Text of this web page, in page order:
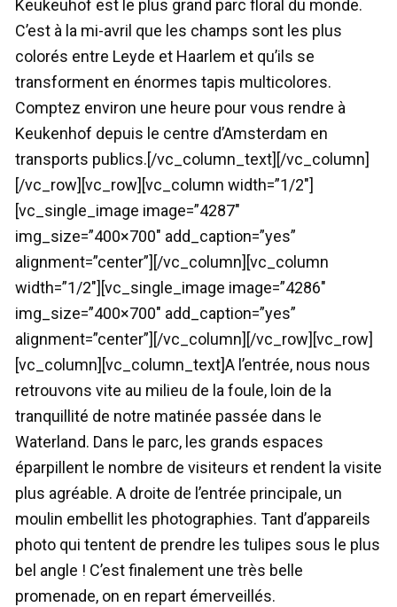
Keukeuhof est le plus grand parc floral du monde.
C’est à la mi-avril que les champs sont les plus
colorés entre Leyde et Haarlem et qu’ils se
transforment en énormes tapis multicolores.
Comptez environ une heure pour vous rendre à
Keukenhof depuis le centre d’Amsterdam en
transports publics.[/vc_column_text][/vc_column]
[/vc_row][vc_row][vc_column width=”1/2″]
[vc_single_image image=”4287″
img_size=”400×700″ add_caption=”yes”
alignment=”center”][/vc_column][vc_column
width=”1/2″][vc_single_image image=”4286″
img_size=”400×700″ add_caption=”yes”
alignment=”center”][/vc_column][/vc_row][vc_row]
[vc_column][vc_column_text]A l’entrée, nous nous
retrouvons vite au milieu de la foule, loin de la
tranquillité de notre matinée passée dans le
Waterland. Dans le parc, les grands espaces
éparpillent le nombre de visiteurs et rendent la visite
plus agréable. A droite de l’entrée principale, un
moulin embellit les photographies. Tant d’appareils
photo qui tentent de prendre les tulipes sous le plus
bel angle ! C’est finalement une très belle
promenade, on en repart émerveillés.